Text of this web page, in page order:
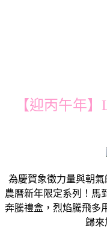
【迎丙午年
為慶賀象徵力量與朝
農曆新年限定系列！馬
奔騰禮盒，烈焰騰飛多
歸來